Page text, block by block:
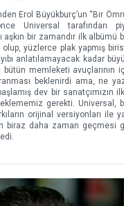
Erol Büyükburç’un “Bir
Universal tarafından
aşkın bir zamandır ilk albümü
yüzlerce plak yapmış
anlatılamayacak kadar
bütün memleketi avuçlarının
beklenirdi ama, ne
dev bir sanatçımızın
gerekti. Universal,
orijinal versiyonları ile
biraz daha zaman geçmesi